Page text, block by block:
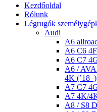
Kezdőoldal
Rólunk
Légrugók
Audi
A6
A6 C6
A6 C7
A6 /
4K (’18–)
A7 C7
A7 4K/
A8 / S8